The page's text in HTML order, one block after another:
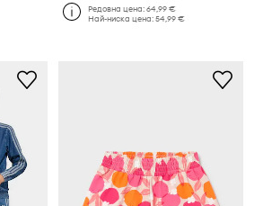
Редовна цена:64,99 €
Най-ниска цена:54,99 €